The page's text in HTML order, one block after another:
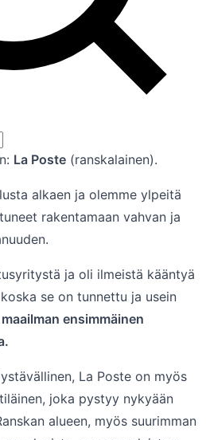
La Poste (ranskalainen).
alkaen ja olemme ylpeitä
rakentamaan vahvan ja
ja oli ilmeistä kääntyä
se on tunnettu ja usein
maailman ensimmäinen
La Poste on myös
joka pystyy nykyään
alueen, myös suurimman